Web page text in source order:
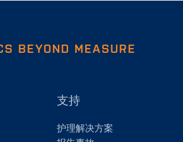
BEYOND MEASURE
支持
护理解决方案